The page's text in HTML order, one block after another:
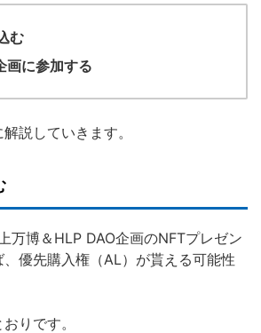
む
に参加する
説していきます。
万博＆HLP DAO企画のNFTプレゼン
、優先購入権（AL）が貰える可能性
りです。